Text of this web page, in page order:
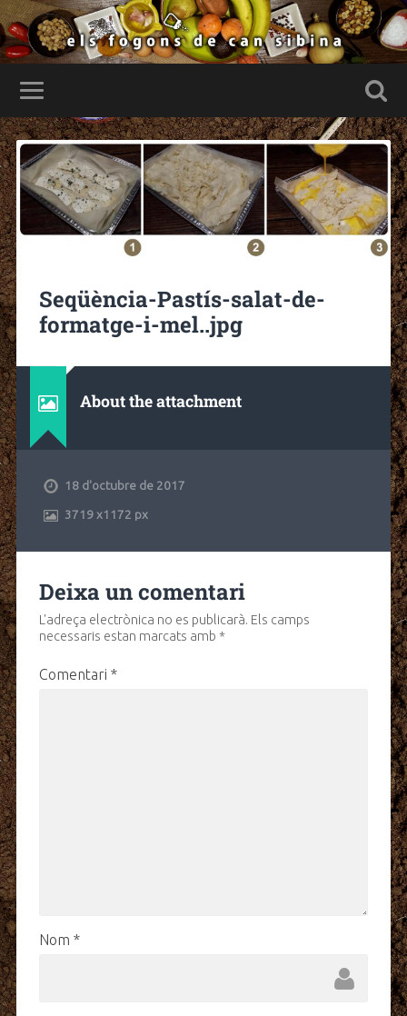
Seqüència-Pastís-salat-de-
formatge-i-mel..jpg
About the attachment
18 d'octubre de 2017
3719x1172 px
Deixa un comentari
L'adreça electrònica no es publicarà. Els camps
necessaris estan marcats amb *
Comentari *
Nom *